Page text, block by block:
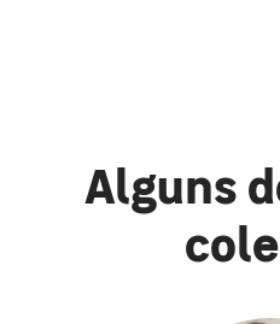
Alguns